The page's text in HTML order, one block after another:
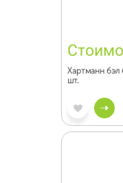
Хартманн бэл
шт.